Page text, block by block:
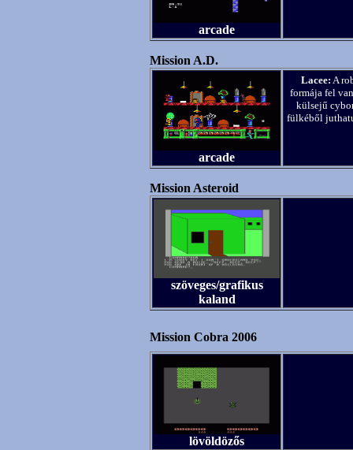
arcade
Mission A.D.
arcade
Lacee: A
formája fel
külsejű
fülkéből
Mission Asteroid
szöveges/grafikus
kaland
Mission Cobra 2006
lövöldözős